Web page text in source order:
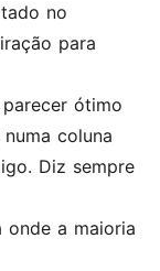
no
para
ótimo
coluna
Diz sempre
onde a maioria